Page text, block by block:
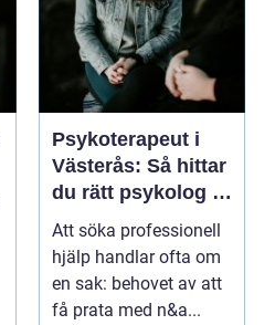
Psykoterapeut i
Västerås: Så hittar
du rätt psykolog i
Västerås för
samtal och terapi
Att söka professionell
hjälp handlar ofta om
en sak: behovet av att
få prata med n&a...